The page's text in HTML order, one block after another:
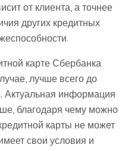
от клиента, а точнее
других кредитных
карте Сбербанка
лучше всего до
Актуальная информация
благодаря чему можно
карты не может
свои условия и